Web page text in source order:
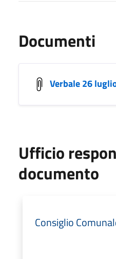
Documenti
Verbale 26
Ufficio
documento
Consiglio